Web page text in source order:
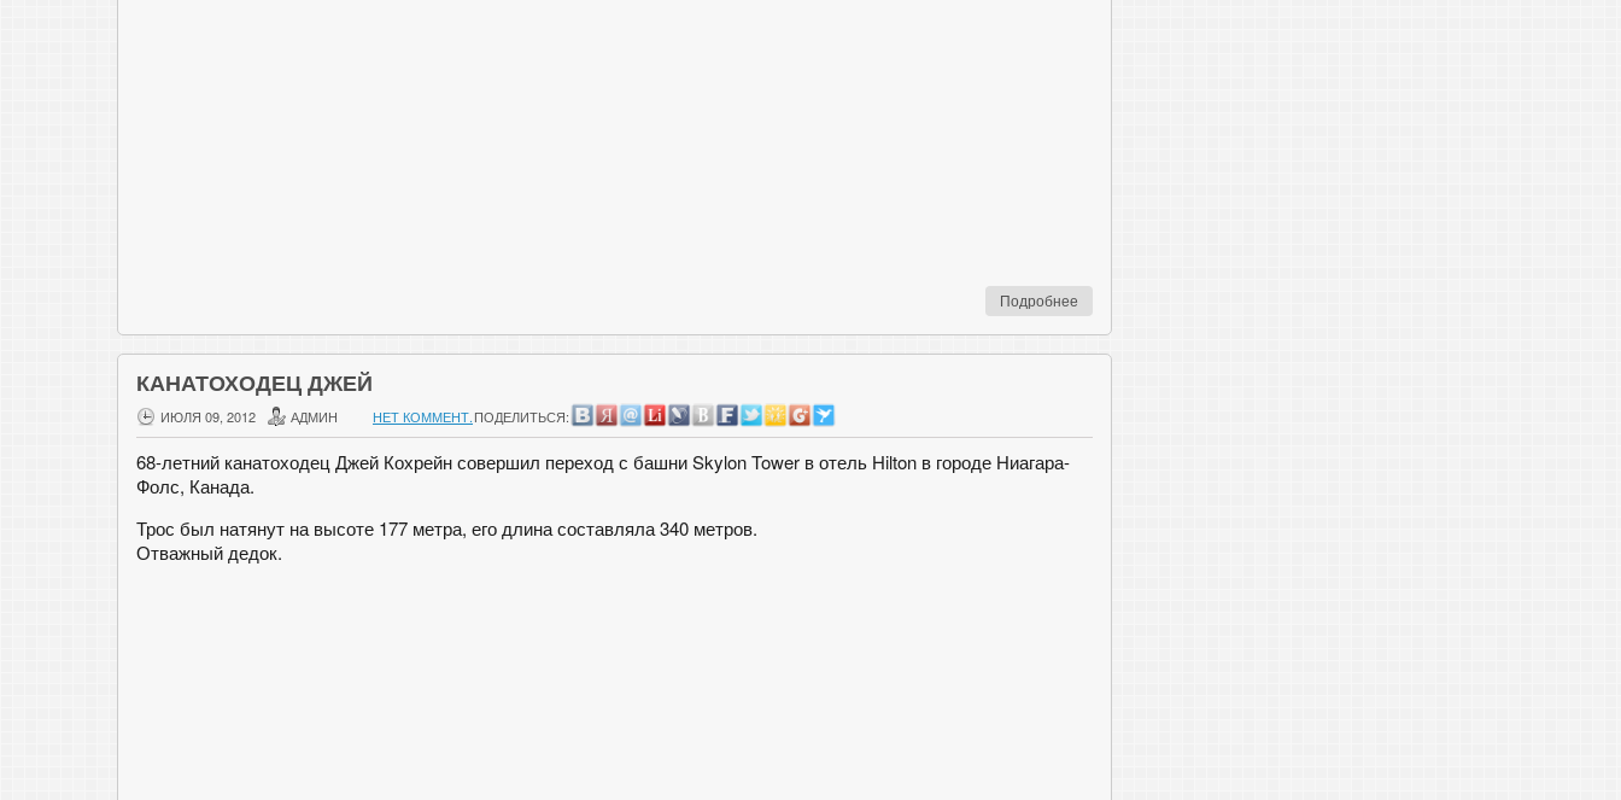
Подробнее
КАНАТОХОДЕЦ ДЖЕЙ
ИЮЛЯ 09, 2012 АДМИН НЕТ КОММЕНТ.ПОДЕЛИТЬСЯ:
68-летний канатоходец Джей Кохрейн совершил переход с башни Skylon Tower в отель Hilton в городе Ниагара-
Фолс, Канада.
Трос был натянут на высоте 177 метра, его длина составляла 340 метров.
Отважный дедок.